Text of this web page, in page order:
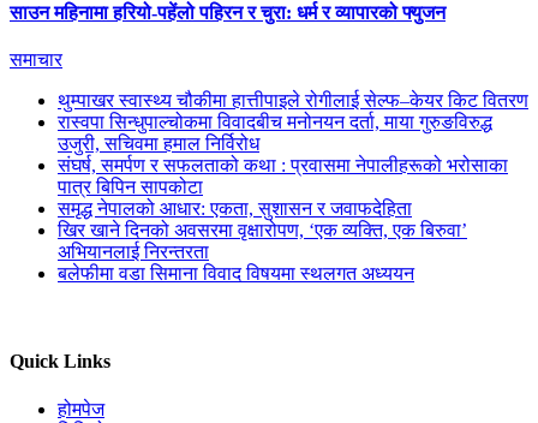
साउन महिनामा हरियो-पहेंलो पहिरन र चुरा: धर्म र व्यापारको फ्युजन
समाचार
थुम्पाखर स्वास्थ्य चौकीमा हात्तीपाइले रोगीलाई सेल्फ–केयर किट वितरण
रास्वपा सिन्धुपाल्चोकमा विवादबीच मनोनयन दर्ता, माया गुरुङविरुद्ध
उजुरी, सचिवमा हमाल निर्विरोध
संघर्ष, समर्पण र सफलताको कथा : प्रवासमा नेपालीहरूको भरोसाका
पात्र बिपिन सापकोटा
समृद्ध नेपालको आधार: एकता, सुशासन र जवाफदेहिता
खिर खाने दिनको अवसरमा वृक्षारोपण, ‘एक व्यक्ति, एक बिरुवा’
अभियानलाई निरन्तरता
बलेफीमा वडा सिमाना विवाद विषयमा स्थलगत अध्ययन
Quick Links
होमपेज